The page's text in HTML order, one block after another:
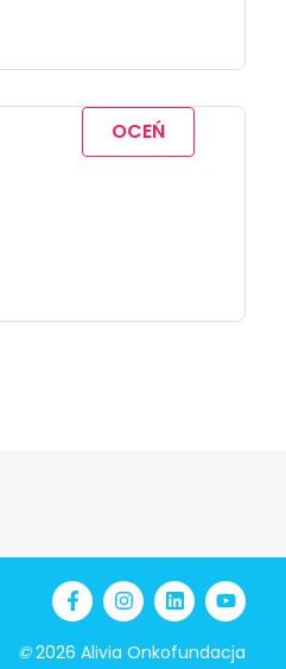
OCEŃ
©2026 Alivia Onkofundacja